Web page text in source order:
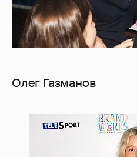
Олег Газманов